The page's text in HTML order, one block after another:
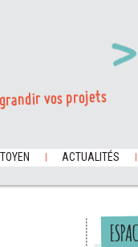
vos projets
ACTUALITÉS